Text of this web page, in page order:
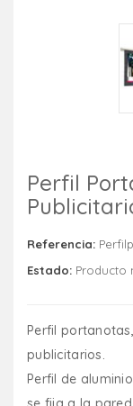
Perfil
Referencia:
Estado: Producto
Perfil
publicitarios.
Perfil de